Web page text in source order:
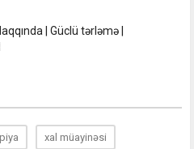
| Güclü tərləmə |
xal müayinəsi